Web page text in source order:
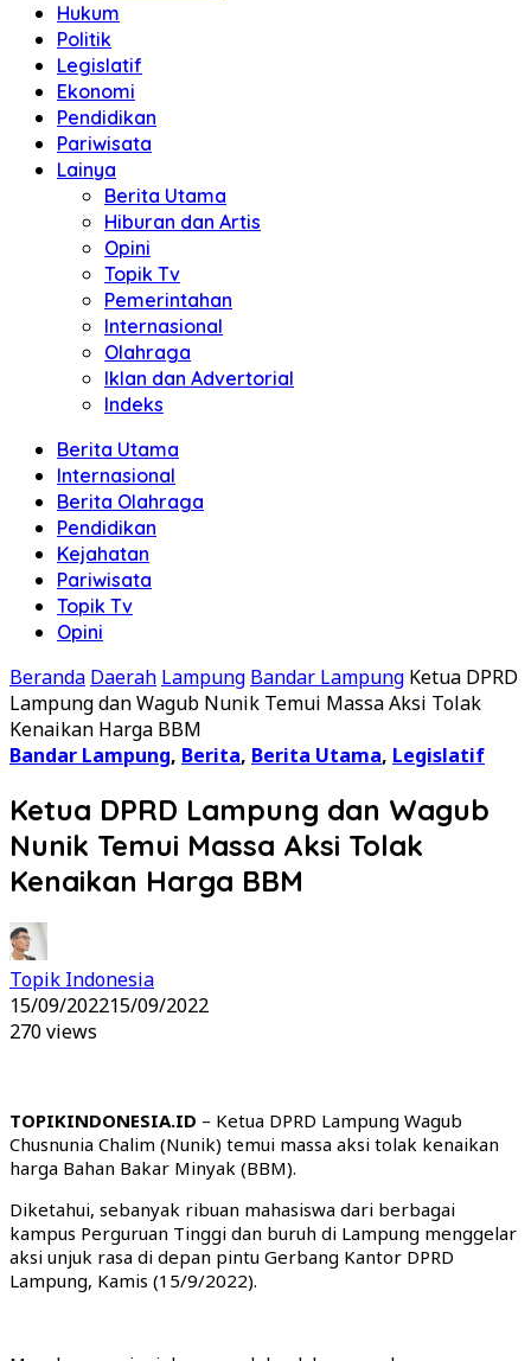
Hukum
Politik
Legislatif
Ekonomi
Pendidikan
Pariwisata
Lainya
Berita Utama
Hiburan dan Artis
Opini
Topik Tv
Pemerintahan
Internasional
Olahraga
Iklan dan Advertorial
Indeks
Berita Utama
Internasional
Berita Olahraga
Pendidikan
Kejahatan
Pariwisata
Topik Tv
Opini
Beranda Daerah Lampung Bandar Lampung Ketua DPRD
Lampung dan Wagub Nunik Temui Massa Aksi Tolak
Kenaikan Harga BBM
Bandar Lampung, Berita, Berita Utama, Legislatif
Ketua DPRD Lampung dan Wagub
Nunik Temui Massa Aksi Tolak
Kenaikan Harga BBM
Topik Indonesia
15/09/202215/09/2022
270 views
TOPIKINDONESIA.ID – Ketua DPRD Lampung Wagub
Chusnunia Chalim (Nunik) temui massa aksi tolak kenaikan
harga Bahan Bakar Minyak (BBM).
Diketahui, sebanyak ribuan mahasiswa dari berbagai
kampus Perguruan Tinggi dan buruh di Lampung menggelar
aksi unjuk rasa di depan pintu Gerbang Kantor DPRD
Lampung, Kamis (15/9/2022).